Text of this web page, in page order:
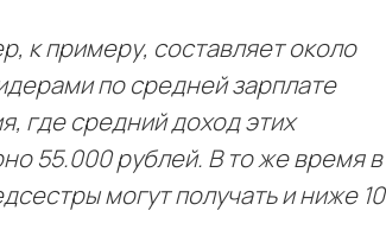
к примеру, составляет около
по средней зарплате
где средний доход этих
55.000 рублей. В то же время в
могут получать и ниже 10